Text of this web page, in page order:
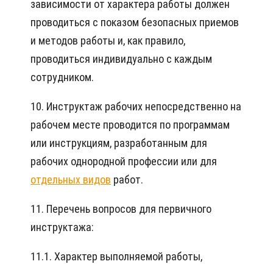
зависимости от характера работы должен
проводиться с показом безопасных приемов
и методов работы и, как правило,
проводиться индивидуально с каждым
сотрудником.
10. Инструктаж рабочих непосредственно на
рабочем месте проводится по программам
или инструкциям, разработанным для
рабочих однородной профессии или для
отдельных видов работ.
11. Перечень вопросов для первичного
инструктажа:
11.1. Характер выполняемой работы,